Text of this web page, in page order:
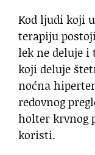
Kod ljudi koji
terapiju
lek ne deluje i
koji deluje
noćna
redovnog
holter krvnog
koristi.